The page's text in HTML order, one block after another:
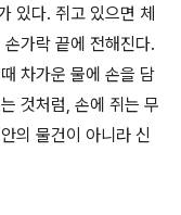
있다. 쥐고 있으면 체
가락 끝에 전해진다.
차가운 물에 손을 담
것처럼, 손에 쥐는 무
의 물건이 아니라 신